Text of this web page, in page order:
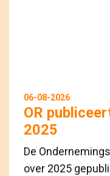
06-08-2026
OR
2025
De
over 2025